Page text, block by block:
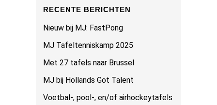
RECENTE BERICHTEN
Nieuw bij MJ: FastPong
MJ Tafeltenniskamp 2025
Met 27 tafels naar Brussel
MJ bij Hollands Got Talent
Voetbal-, pool-, en/of airhockeytafels